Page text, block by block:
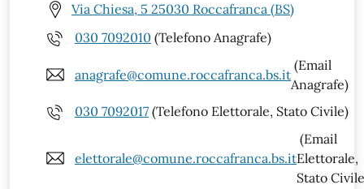
Via Chiesa, 5 25030 Roccafranca (BS)
030 7092010 (Telefono Anagrafe)
anagrafe@comune.roccafranca.bs.it
(Email
Anagrafe)
030 7092017 (Telefono Elettorale, Stato Civile)
elettorale@comune.roccafranca.bs.it
(Email
Elettorale,
Stato